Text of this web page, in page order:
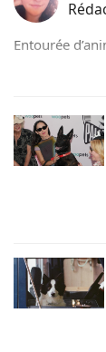
Entourée
également
précaire.
retrouvée
sauvé de
lapins font
donc sans